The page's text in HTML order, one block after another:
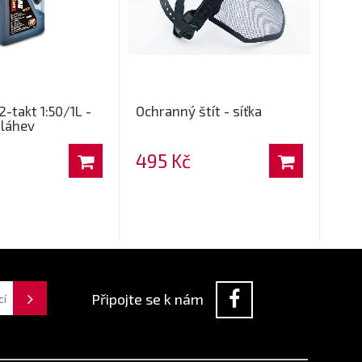
takt 1:50/1L -
Ochranný štít - síťka
495 Kč
Připojte se k nám